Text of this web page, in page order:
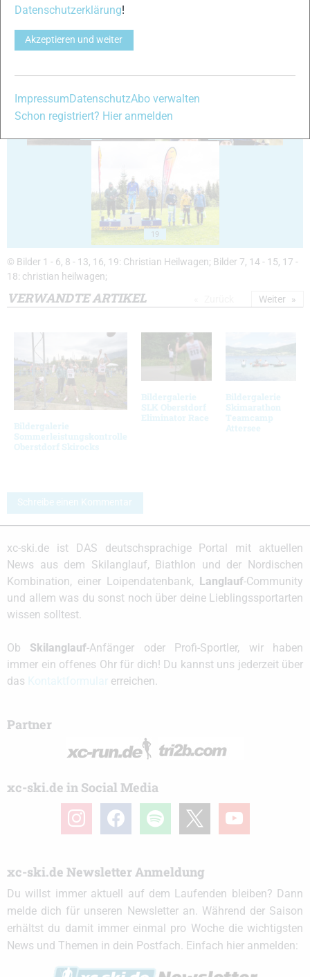
15
19
© Bilder 1 - 6, 8 - 13, 16, 19: Christian Heilwagen; Bilder 7, 14 - 15, 17 -
18: christian heilwagen;
VERWANDTE ARTIKEL
Bildergalerie
Sommerleistungskontrolle
Oberstdorf Skirocks
Bildergalerie
SLK Oberstdorf
Eliminator Race
Bildergalerie
Skimarathon
Teamcamp
Attersee
Weiter
Schreibe einen Kommentar
xc-ski.de ist DAS deutschsprachige Portal mit aktuellen
News aus dem Skilanglauf, Biathlon und der Nordischen
Kombination, einer Loipendatenbank, Langlauf-Community
und allem was du sonst noch über deine Lieblingssportarten
wissen solltest.
Ob Skilanglauf-Anfänger oder Profi-Sportler, wir haben
immer ein offenes Ohr für dich! Du kannst uns jederzeit über
das
erreichen.
Partner
xc-ski.de in Social Media
instagramfacebook spotify youtube
xc-ski.de Newsletter Anmeldung
Du willst immer aktuell auf dem Laufenden bleiben? Dann
melde dich für unseren Newsletter an. Während der Saison
erhältst du damit immer einmal pro Woche die wichtigsten
News und Themen in dein Postfach. Einfach hier anmelden:
Datenschutzerklärung!
Akzeptieren und weiter
Impressum DatenschutzAbo verwalten
Schon registriert? Hier anmelden